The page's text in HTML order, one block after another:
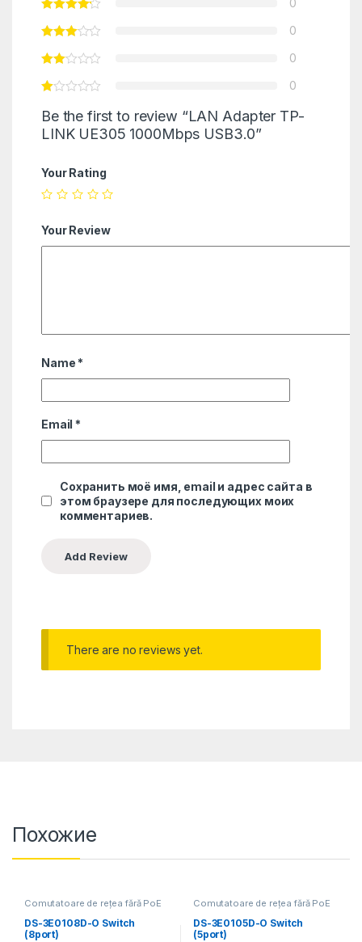
0
0
0
0
Be the first to review “LAN Adapter TP-
LINK UE305 1000Mbps USB3.0”
Your Rating
Your Review
Name *
Email *
Сохранить моё имя, email и адрес сайта в
этом браузере для последующих моих
комментариев.
There are no reviews yet.
Похожие
Comutatoare de rețea fără PoE
DS-3E0108D-O Switch
(8port)
Comutatoare de rețea fără PoE
DS-3E0105D-O Switch
(5port)